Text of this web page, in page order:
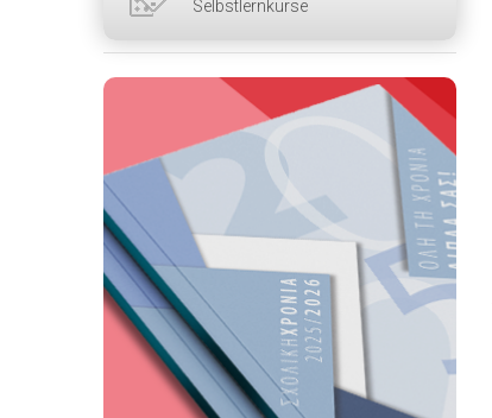
Selbstlernkurse